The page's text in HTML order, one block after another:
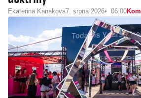
Ekaterina Kanakova7. srpna 2026 06:00